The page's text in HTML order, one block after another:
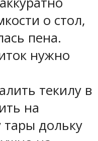
о стол,
пена.
нужно
текилу в
на
дольку